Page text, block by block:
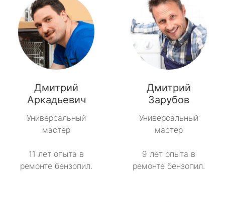
Дмитрий
Аркадьевич
Универсальный
мастер
11 лет опыта в
ремонте бензопил.
Дмитрий
Зарубов
Универсальный
мастер
9 лет опыта в
ремонте бензопил.